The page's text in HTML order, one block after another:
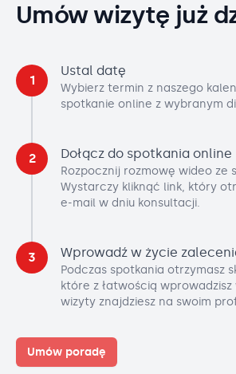
Umów wizytę już
1
Ustal datę
Wybierz termin z naszego
spotkanie online z wybranym
2 Dołącz do spotkania online
Rozpocznij rozmowę wideo ze
Wystarczy kliknąć link, który
e-mail w dniu konsultacji.
3 Wprowadź w życie
Podczas spotkania otrzymasz
które z łatwością
wizyty znajdziesz na swoim
Umów poradę